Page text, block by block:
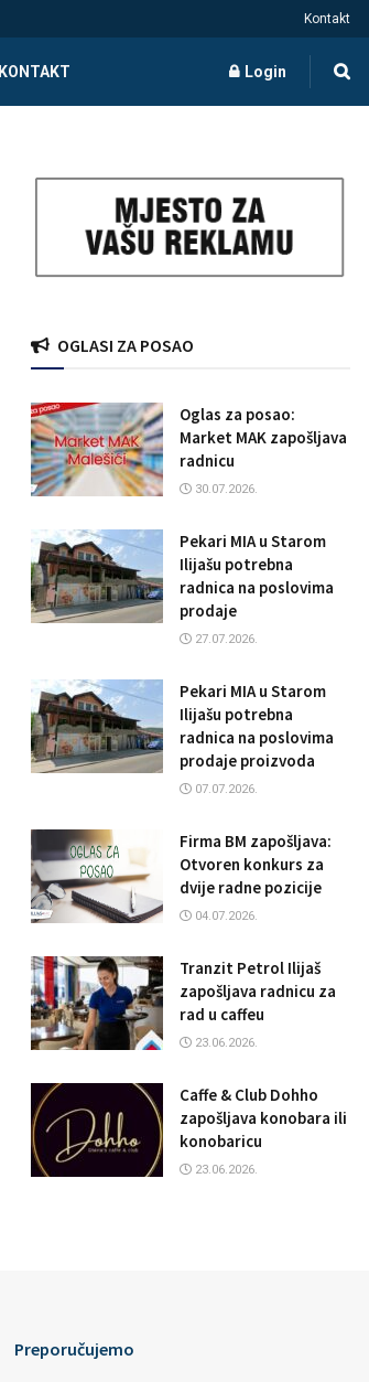
Kontakt
KONTAKT Login
OGLASI ZA POSAO
Oglas za posao:
Market MAK zapošljava
radnicu
30.07.2026.
Pekari MIA u Starom
Ilijašu potrebna
radnica na poslovima
prodaje
27.07.2026.
Pekari MIA u Starom
Ilijašu potrebna
radnica na poslovima
prodaje proizvoda
07.07.2026.
Firma BM zapošljava:
Otvoren konkurs za
dvije radne pozicije
04.07.2026.
Tranzit Petrol Ilijaš
zapošljava radnicu za
rad u caffeu
23.06.2026.
Caffe & Club Dohho
zapošljava konobara ili
konobaricu
23.06.2026.
Preporučujemo